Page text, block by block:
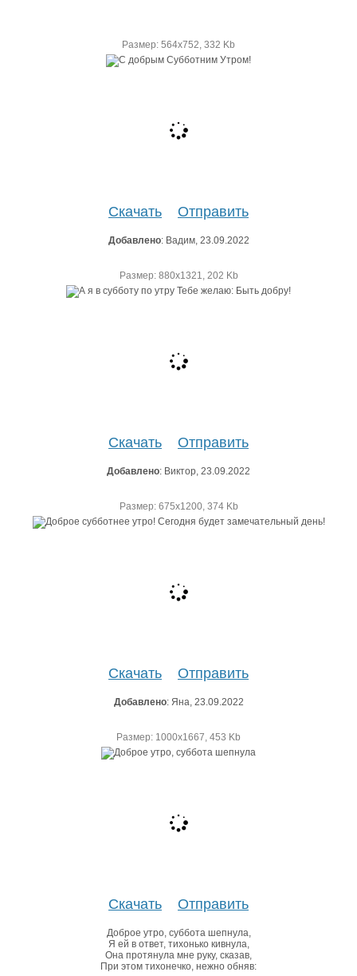
Размер: 564х752, 332 Kb
Скачать Отправить
Добавлено: Вадим, 23.09.2022
Размер: 880х1321, 202 Kb
Скачать Отправить
Добавлено: Виктор, 23.09.2022
Размер: 675х1200, 374 Kb
Скачать Отправить
Добавлено: Яна, 23.09.2022
Размер: 1000х1667, 453 Kb
Скачать Отправить
Доброе утро, суббота шепнула,
Я ей в ответ, тихонько кивнула,
Она протянула мне руку, сказав,
При этом тихонечко, нежно обняв: